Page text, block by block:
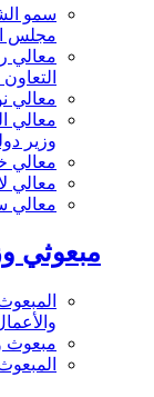
سمو
مجلس
معالي
معالي
معالي
وزير
معالي
معالي
معالي
مبعوثي
مبعوث